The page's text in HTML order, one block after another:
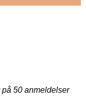
på 50 anmeldelser